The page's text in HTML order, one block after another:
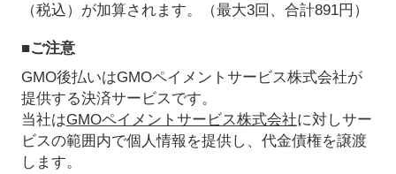
（税込）が加算されます。（最大3回、合計891円）
■ご注意
GMO後払いはGMOペイメントサービス株式会社が
提供する決済サービスです。
当社はGMOペイメントサービス株式会社に対しサー
ビスの範囲内で個人情報を提供し、代金債権を譲渡
します。